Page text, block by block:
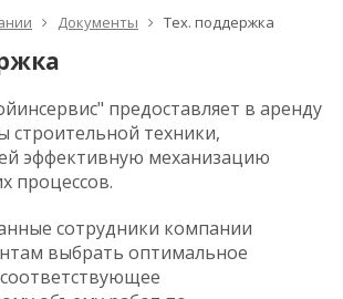
Документы Тех. поддержка
предоставляет в аренду
строительной техники,
эффективную механизацию
процессов.
сотрудники компании
выбрать оптимальное